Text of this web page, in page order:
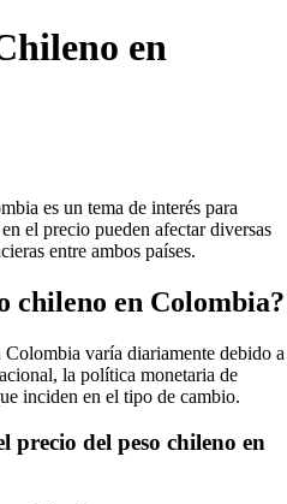
en
es un tema de interés para
el precio pueden afectar diversas
entre ambos países.
chileno en Colombia?
varía diariamente debido a
la política monetaria de
inciden en el tipo de cambio.
precio del peso chileno en